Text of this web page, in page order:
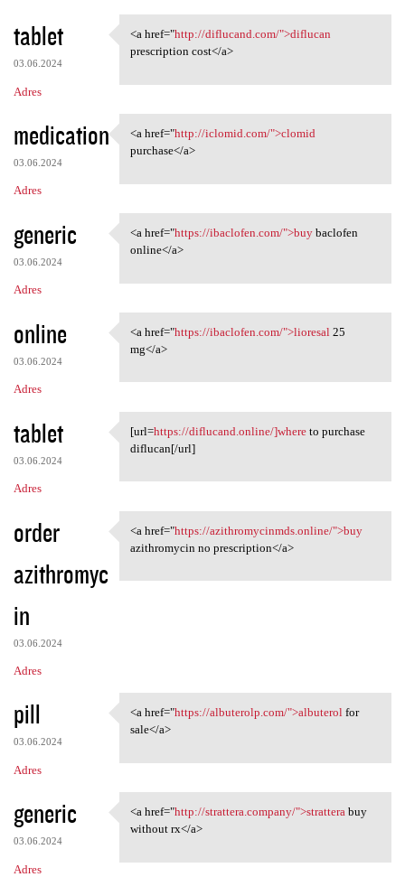
tablet
03.06.2024
Adres
<a href="http://diflucand.com
<a href="http://diflucand.com/">diflucan
prescription cost</a>
medication
03.06.2024
Adres
<a href="http://iclomid.com/"
<a href="http://iclomid.com/">clomid
purchase</a>
generic
03.06.2024
Adres
<a href="https://ibaclofen
<a href="https://ibaclofen.com/">buybaclofen
online</a>
online
03.06.2024
Adres
<a href="https://ibaclofen
<a href="https://ibaclofen.com/">lioresal 25
mg</a>
tablet
03.06.2024
Adres
[url=https://diflucand.online
[url=https://diflucand.online/]whereto purchase
diflucan[/url]
order
azithromyc
in
03.06.2024
Adres
<a href="https:/
<a href="https://azithromycinmds.online/">buy
azithromycin no prescription</a>
pill
03.06.2024
Adres
<a href="https://albuterolp
<a href="https://albuterolp.com/">albuterolfor
sale</a>
generic
03.06.2024
Adres
<a href="http://strattera
<a href="http://strattera.company/">stratterabuy
without rx</a>